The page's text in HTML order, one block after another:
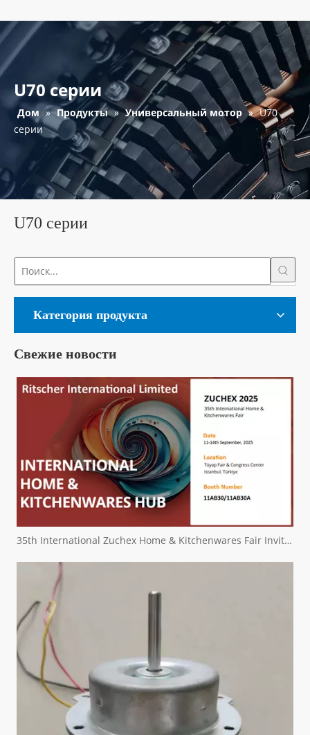
U70 серии
Дом » Продукты » Универсальный мотор » U70
серии
U70 серии
Категория продукта
Свежие новости
35th International Zuchex Home & Kitchenwares Fair Invitation - Ritchcher International Limited